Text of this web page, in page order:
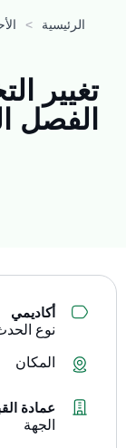
الرئيسية >
تغيير
الفصل
أكاديمي
نوع
المكان
عمادة
الجهة